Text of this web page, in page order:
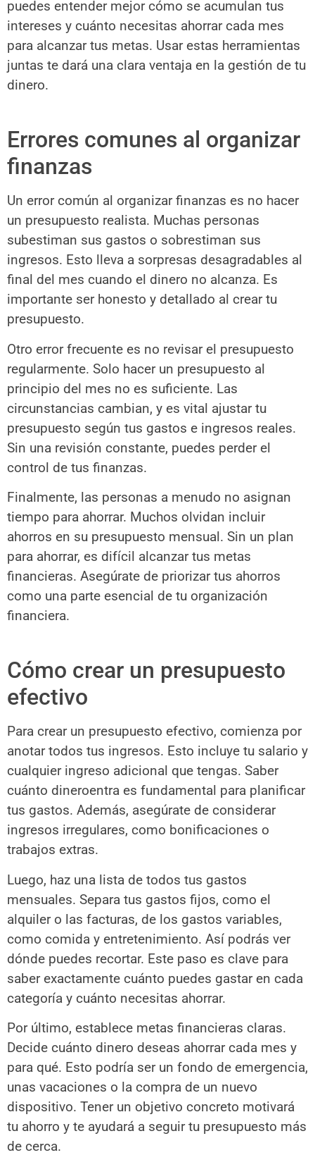
puedes entender mejor cómo se acumulan tus
intereses y cuánto necesitas ahorrar cada mes
para alcanzar tus metas. Usar estas herramientas
juntas te dará una clara ventaja en la gestión de tu
dinero.
Errores comunes al organizar
finanzas
Un error común al organizar finanzas es no hacer
un presupuesto realista. Muchas personas
subestiman sus gastos o sobrestiman sus
ingresos. Esto lleva a sorpresas desagradables al
final del mes cuando el dinero no alcanza. Es
importante ser honesto y detallado al crear tu
presupuesto.
Otro error frecuente es no revisar el presupuesto
regularmente. Solo hacer un presupuesto al
principio del mes no es suficiente. Las
circunstancias cambian, y es vital ajustar tu
presupuesto según tus gastos e ingresos reales.
Sin una revisión constante, puedes perder el
control de tus finanzas.
Finalmente, las personas a menudo no asignan
tiempo para ahorrar. Muchos olvidan incluir
ahorros en su presupuesto mensual. Sin un plan
para ahorrar, es difícil alcanzar tus metas
financieras. Asegúrate de priorizar tus ahorros
como una parte esencial de tu organización
financiera.
Cómo crear un presupuesto
efectivo
Para crear un presupuesto efectivo, comienza por
anotar todos tus ingresos. Esto incluye tu salario y
cualquier ingreso adicional que tengas. Saber
cuánto dineroentra es fundamental para planificar
tus gastos. Además, asegúrate de considerar
ingresos irregulares, como bonificaciones o
trabajos extras.
Luego, haz una lista de todos tus gastos
mensuales. Separa tus gastos fijos, como el
alquiler o las facturas, de los gastos variables,
como comida y entretenimiento. Así podrás ver
dónde puedes recortar. Este paso es clave para
saber exactamente cuánto puedes gastar en cada
categoría y cuánto necesitas ahorrar.
Por último, establece metas financieras claras.
Decide cuánto dinero deseas ahorrar cada mes y
para qué. Esto podría ser un fondo de emergencia,
unas vacaciones o la compra de un nuevo
dispositivo. Tener un objetivo concreto motivará
tu ahorro y te ayudará a seguir tu presupuesto más
de cerca.